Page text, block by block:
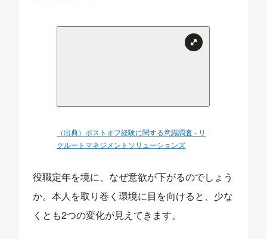
（出典）ポストオフ経験に関する意識調査 - リ
クルートマネジメントソリューションズ
役職定年を境に、なぜ意欲が下がるのでしょう
か。本人を取り巻く環境に目を向けると、少な
くとも2つの変化が見えてきます。